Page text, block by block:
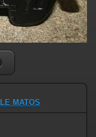
LE MATOS